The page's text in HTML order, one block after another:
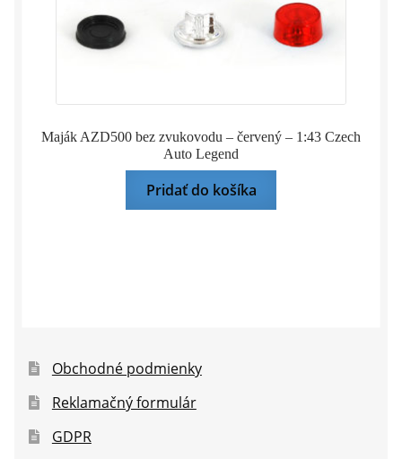
Maják AZD500 bez zvukovodu – červený – 1:43 Czech
Auto Legend
Pridať do košíka
Obchodné podmienky
Reklamačný formulár
GDPR